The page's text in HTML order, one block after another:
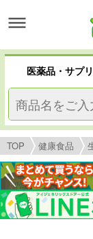
医薬品・サプ
TOP 健康食品